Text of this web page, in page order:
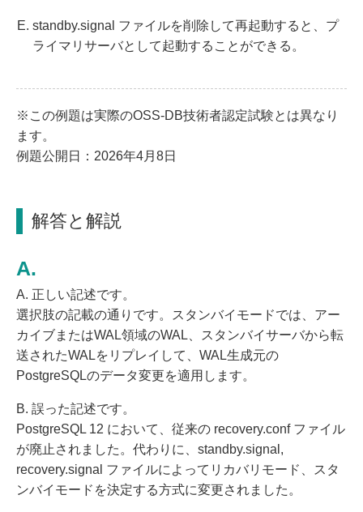
standby.signal ファイルを削除して再起動すると、プ
ライマリサーバとして起動することができる。
※この例題は実際のOSS-DB技術者認定試験とは異なり
ます。
例題公開日：2026年4月8日
解答と解説
A. 正しい記述です。
選択肢の記載の通りです。スタンバイモードでは、アー
カイブまたはWAL領域のWAL、スタンバイサーバから転
送されたWALをリプレイして、WAL生成元の
PostgreSQLのデータ変更を適用します。
B. 誤った記述です。
PostgreSQL 12 において、従来の recovery.conf ファイル
が廃止されました。代わりに、standby.signal,
recovery.signal ファイルによってリカバリモード、スタ
ンバイモードを決定する方式に変更されました。